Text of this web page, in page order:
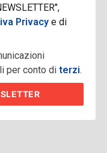
Privacye di
per conto diterzi.